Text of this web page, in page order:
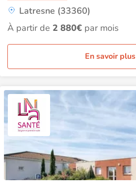
Latresne (33360)
À partir de 2 880€ par mois
En savoir plus